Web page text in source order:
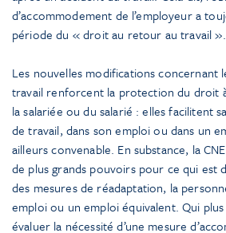
d’accommodement de l’employeur a
période du « droit au retour au travail ».
Les nouvelles modifications concernant
travail renforcent la protection du droit
la salariée ou du salarié : elles facilitent
de travail, dans son emploi ou dans un
ailleurs convenable. En substance, la
de plus grands pouvoirs pour ce qui est
des mesures de réadaptation, la
emploi ou un emploi équivalent. Qui
évaluer la nécessité d’une mesure